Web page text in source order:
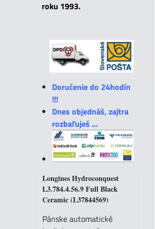
roku 1993.
Doručenie do 24hodín
!!!
Dnes objednáš, zajtra
rozbaľuješ ...
Longines Hydroconquest
L3.784.4.56.9 Full Black
Ceramic (L37844569)
Pánske automatické